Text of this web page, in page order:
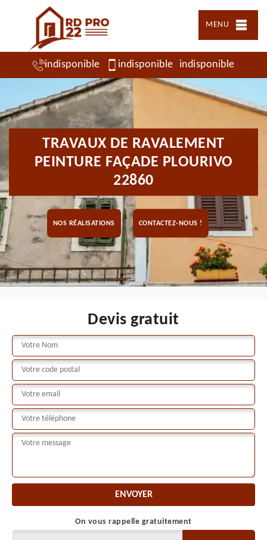
MENU
indisponible indisponible indisponible
TRAVAUX DE RAVALEMENT
PEINTURE FAÇADE PLOURIVO
22860
NOS RÉALISATIONS CONTACTEZ-NOUS !
Devis gratuit
On vous rappelle gratuitement